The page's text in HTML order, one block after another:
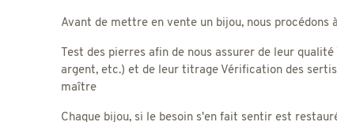
Avant de mettre en vente un bijou, nous procédons
Test des pierres afin de nous assurer de leur
argent, etc.) et de leur titrage Vérification des
maître
Chaque bijou, si le besoin s'en fait sentir est